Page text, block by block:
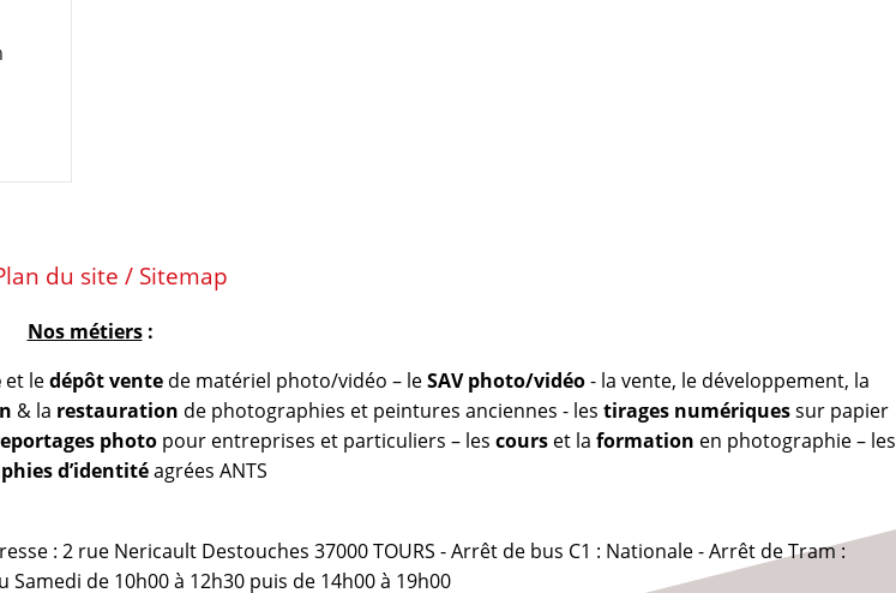
du site / Sitemap
Nos métiers:
et ledépôt ventede matériel photo/vidéo – leSAV photo/vidéo- la vente, le développement, la
& la restauration de photographies et peintures anciennes - les tirages numériquessur papier
photopour entreprises et particuliers – les courset la formation en photographie – les
d’identitéagrées ANTS
: 2 rue Nericault Destouches 37000 TOURS - Arrêt de bus C1 : Nationale - Arrêt de Tram :
de 10h00 à 12h30 puis de 14h00 à 19h00